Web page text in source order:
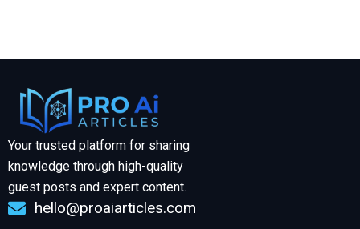
Your trusted platform for sharing
knowledge through high-quality
guest posts and expert content.
hello@proaiarticles.com